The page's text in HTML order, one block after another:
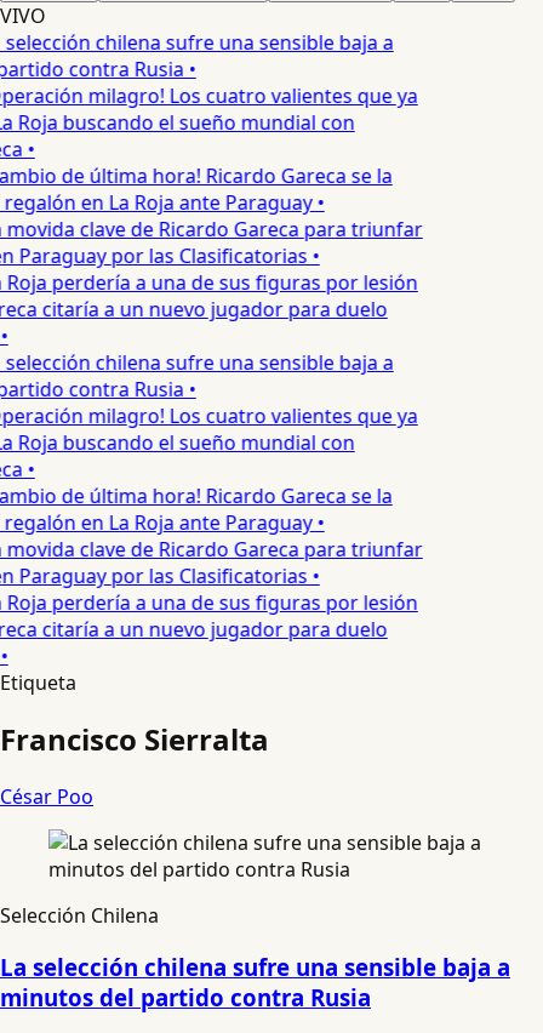
VIVO
chilena sufre una sensible baja a
contra Rusia •
milagro! Los cuatro valientes que ya
Roja buscando el sueño mundial con
•
de última hora! Ricardo Gareca se la
en La Roja ante Paraguay •
movida clave de Ricardo Gareca para triunfar
Paraguay por las Clasificatorias •
Roja perdería a una de sus figuras por lesión
citaría a un nuevo jugador para duelo
chilena sufre una sensible baja a
contra Rusia •
milagro! Los cuatro valientes que ya
Roja buscando el sueño mundial con
•
de última hora! Ricardo Gareca se la
en La Roja ante Paraguay •
movida clave de Ricardo Gareca para triunfar
Paraguay por las Clasificatorias •
Roja perdería a una de sus figuras por lesión
citaría a un nuevo jugador para duelo
Etiqueta
Francisco Sierralta
César Poo
Selección Chilena
La selección chilena sufre una sensible baja a
minutos del partido contra Rusia